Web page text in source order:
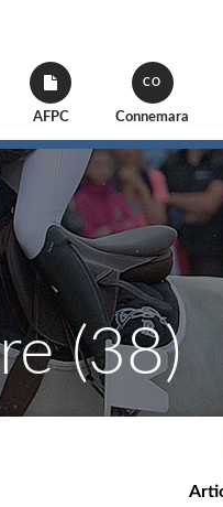
AFPC
CO
Connemara
(38)